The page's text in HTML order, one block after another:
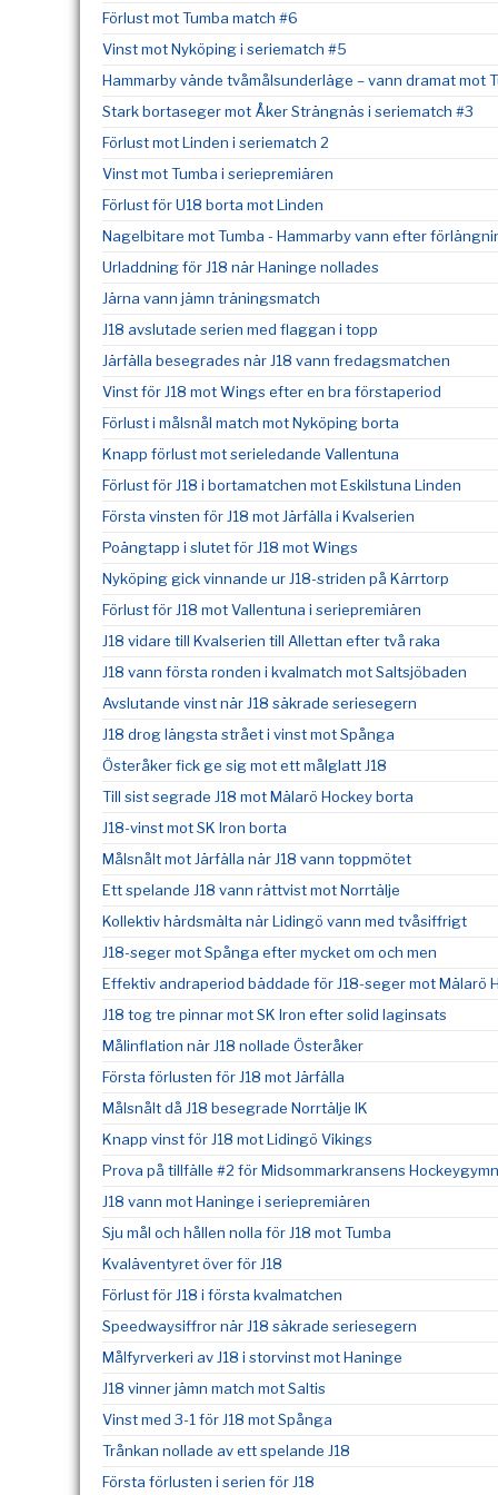
Förlust mot Tumba match #6
Vinst mot Nyköping i seriematch #5
Hammarby vände tvåmålsunderläge – vann dramat mot
Stark bortaseger mot Åker Strängnäs i seriematch #3
Förlust mot Linden i seriematch 2
Vinst mot Tumba i seriepremiären
Förlust för U18 borta mot Linden
Nagelbitare mot Tumba - Hammarby vann efter
Urladdning för J18 när Haninge nollades
Järna vann jämn träningsmatch
J18 avslutade serien med flaggan i topp
Järfälla besegrades när J18 vann fredagsmatchen
Vinst för J18 mot Wings efter en bra förstaperiod
Förlust i målsnål match mot Nyköping borta
Knapp förlust mot serieledande Vallentuna
Förlust för J18 i bortamatchen mot Eskilstuna Linden
Första vinsten för J18 mot Järfälla i Kvalserien
Poängtapp i slutet för J18 mot Wings
Nyköping gick vinnande ur J18-striden på Kärrtorp
Förlust för J18 mot Vallentuna i seriepremiären
J18 vidare till Kvalserien till Allettan efter två raka
J18 vann första ronden i kvalmatch mot Saltsjöbaden
Avslutande vinst när J18 säkrade seriesegern
J18 drog längsta strået i vinst mot Spånga
Österåker fick ge sig mot ett målglatt J18
Till sist segrade J18 mot Mälarö Hockey borta
J18-vinst mot SK Iron borta
Målsnålt mot Järfälla när J18 vann toppmötet
Ett spelande J18 vann rättvist mot Norrtälje
Kollektiv härdsmälta när Lidingö vann med tvåsiffrigt
J18-seger mot Spånga efter mycket om och men
Effektiv andraperiod bäddade för J18-seger mot Mälarö
J18 tog tre pinnar mot SK Iron efter solid laginsats
Målinflation när J18 nollade Österåker
Första förlusten för J18 mot Järfälla
Målsnålt då J18 besegrade Norrtälje IK
Knapp vinst för J18 mot Lidingö Vikings
Prova på tillfälle #2 för Midsommarkransens
J18 vann mot Haninge i seriepremiären
Sju mål och hållen nolla för J18 mot Tumba
Kvaläventyret över för J18
Förlust för J18 i första kvalmatchen
Speedwaysiffror när J18 säkrade seriesegern
Målfyrverkeri av J18 i storvinst mot Haninge
J18 vinner jämn match mot Saltis
Vinst med 3-1 för J18 mot Spånga
Trånkan nollade av ett spelande J18
Första förlusten i serien för J18